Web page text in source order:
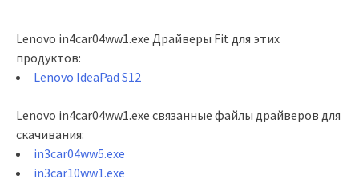
Lenovo in4car04ww1.exe Драйверы Fit для этих
продуктов:
Lenovo IdeaPad S12
Lenovo in4car04ww1.exe связанные файлы драйверов для
скачивания:
in3car04ww5.exe
in3car10ww1.exe